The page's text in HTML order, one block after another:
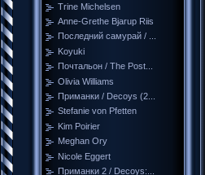
Trine Michelsen
Anne-Grethe Bjarup Riis
Последний самурай / ...
Koyuki
Почтальон / The Post...
Olivia Williams
Приманки / Decoys (2...
Stefanie von Pfetten
Kim Poirier
Meghan Ory
Nicole Eggert
Приманки 2 / Decoys:...